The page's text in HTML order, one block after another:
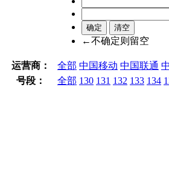
←不确定则留空
运营商： 全部 中国移动 中国联通
号段：
全部 130 131 132 133 134